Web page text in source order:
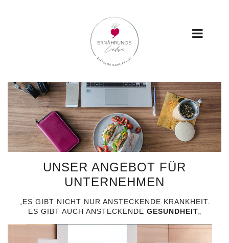
UNSER ANGEBOT FÜR
UNTERNEHMEN
„ES GIBT NICHT NUR ANSTECKENDE KRANKHEIT.
ES GIBT AUCH ANSTECKENDE GESUNDHEIT„